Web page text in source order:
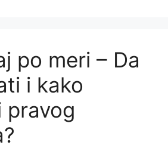
po meri – Da
i kako